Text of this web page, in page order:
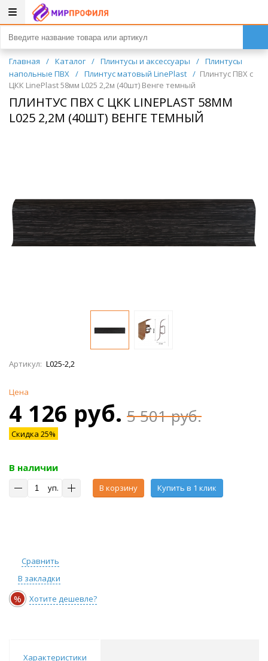
Главная / Каталог / Плинтусы и аксессуары / Плинтусы
напольные ПВХ / Плинтус матовый LinePlast / Плинтус ПВХ с
ЦКК LinePlast 58мм L025 2,2м (40шт) Венге темный
ПЛИНТУС ПВХ С ЦКК LINEPLAST 58ММ
L025 2,2М (40ШТ) ВЕНГЕ ТЕМНЫЙ
Артикул: L025-2,2
Цена
4 126 руб. 5 501 руб.
Скидка 25%
В наличии
уп. В корзину Купить в 1 клик
Сравнить
В закладки
% Хотите дешевле?
Характеристики